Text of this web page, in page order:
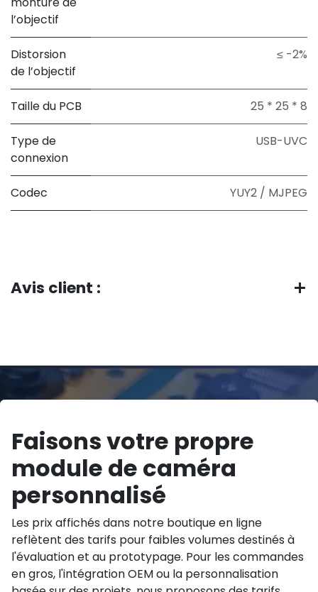
l’objectif
Distorsion
de l’objectif
≤ -2%
Taille du PCB 25 * 25 * 8
Type de
connexion
USB-UVC
Codec YUY2 / MJPEG
Avis client :
Faisons votre propre
module de caméra
personnalisé
Les prix affichés dans notre boutique en ligne
reflètent des tarifs pour faibles volumes destinés à
l'évaluation et au prototypage. Pour les commandes
en gros, l'intégration OEM ou la personnalisation